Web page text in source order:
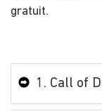
gratuit.
1. Call of